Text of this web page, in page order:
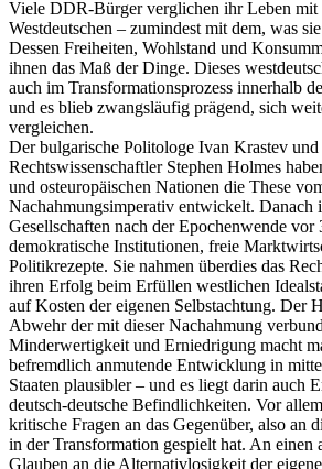
Viele DDR-Bürger verglichen ihr Leben mit
Westdeutschen – zumindest mit dem, was
Dessen Freiheiten, Wohlstand und
ihnen das Maß der Dinge. Dieses
auch im Transformationsprozess innerhalb
und es blieb zwangsläufig prägend, sich
vergleichen.
Der bulgarische Politologe Ivan Krastev
Rechtswissenschaftler Stephen Holmes
und osteuropäischen Nationen die These
Nachahmungsimperativ entwickelt. Danach
Gesellschaften nach der Epochenwende vor
demokratische Institutionen, freie
Politikrezepte. Sie nahmen überdies das
ihren Erfolg beim Erfüllen westlichen
auf Kosten der eigenen Selbstachtung. Der
Abwehr der mit dieser Nachahmung
Minderwertigkeit und Erniedrigung macht
befremdlich anmutende Entwicklung in
Staaten plausibler – und es liegt darin auch
deutsch-deutsche Befindlichkeiten. Vor
kritische Fragen an das Gegenüber, also an
in der Transformation gespielt hat. An einen
Glauben an die Alternativlosigkeit der